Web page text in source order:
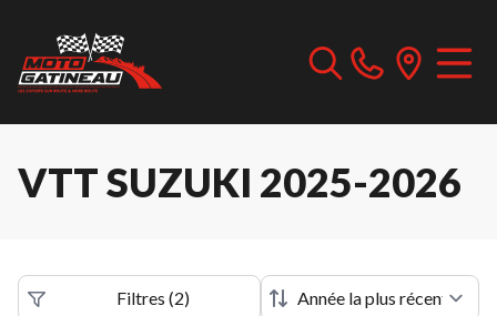
VTT SUZUKI 2025-2026
Filtres (2)